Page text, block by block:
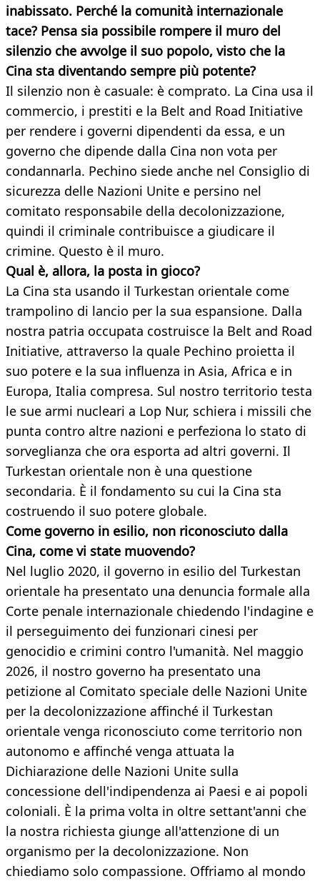
inabissato. Perché la comunità internazionale
tace? Pensa sia possibile rompere il muro del
silenzio che avvolge il suo popolo, visto che la
Cina sta diventando sempre più potente?
Il silenzio non è casuale: è comprato. La Cina usa il
commercio, i prestiti e la Belt and Road Initiative
per rendere i governi dipendenti da essa, e un
governo che dipende dalla Cina non vota per
condannarla. Pechino siede anche nel Consiglio di
sicurezza delle Nazioni Unite e persino nel
comitato responsabile della decolonizzazione,
quindi il criminale contribuisce a giudicare il
crimine. Questo è il muro.
Qual è, allora, la posta in gioco?
La Cina sta usando il Turkestan orientale come
trampolino di lancio per la sua espansione. Dalla
nostra patria occupata costruisce la Belt and Road
Initiative, attraverso la quale Pechino proietta il
suo potere e la sua influenza in Asia, Africa e in
Europa, Italia compresa. Sul nostro territorio testa
le sue armi nucleari a Lop Nur, schiera i missili che
punta contro altre nazioni e perfeziona lo stato di
sorveglianza che ora esporta ad altri governi. Il
Turkestan orientale non è una questione
secondaria. È il fondamento su cui la Cina sta
costruendo il suo potere globale.
Come governo in esilio, non riconosciuto dalla
Cina, come vi state muovendo?
Nel luglio 2020, il governo in esilio del Turkestan
orientale ha presentato una denuncia formale alla
Corte penale internazionale chiedendo l'indagine e
il perseguimento dei funzionari cinesi per
genocidio e crimini contro l'umanità. Nel maggio
2026, il nostro governo ha presentato una
petizione al Comitato speciale delle Nazioni Unite
per la decolonizzazione affinché il Turkestan
orientale venga riconosciuto come territorio non
autonomo e affinché venga attuata la
Dichiarazione delle Nazioni Unite sulla
concessione dell'indipendenza ai Paesi e ai popoli
coloniali. È la prima volta in oltre settant'anni che
la nostra richiesta giunge all'attenzione di un
organismo per la decolonizzazione. Non
chiediamo solo compassione. Offriamo al mondo